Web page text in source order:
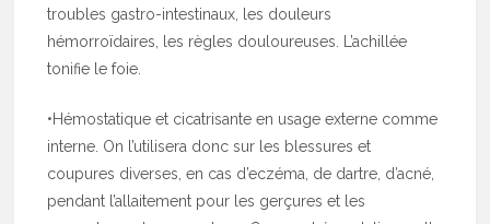
troubles gastro-intestinaux, les douleurs
hémorroïdaires, les règles douloureuses. L’achillée
tonifie le foie.
•Hémostatique et cicatrisante en usage externe comme
interne. On l’utilisera donc sur les blessures et
coupures diverses, en cas d’eczéma, de dartre, d’acné,
pendant l’allaitement pour les gerçures et les